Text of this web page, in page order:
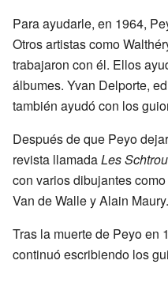
Para ayudarle, en 1964,
Otros artistas como
trabajaron con él. Ellos
álbumes. Yvan Delporte,
también ayudó con los
Después de que Peyo
revista llamadaLes
con varios dibujantes
Van de Walle y Alain Maury.
Tras la muerte de Peyo en
continuó escribiendo los